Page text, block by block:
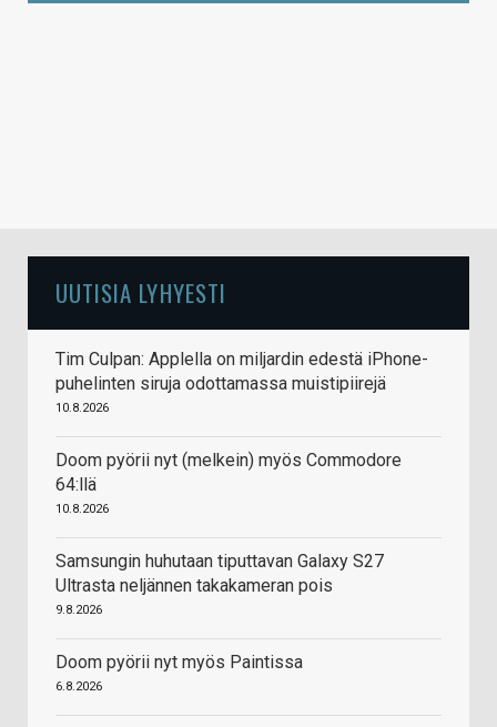
UUTISIA LYHYESTI
Tim Culpan: Applella on miljardin edestä iPhone-
puhelinten siruja odottamassa muistipiirejä
10.8.2026
Doom pyörii nyt (melkein) myös Commodore
64:llä
10.8.2026
Samsungin huhutaan tiputtavan Galaxy S27
Ultrasta neljännen takakameran pois
9.8.2026
Doom pyörii nyt myös Paintissa
6.8.2026